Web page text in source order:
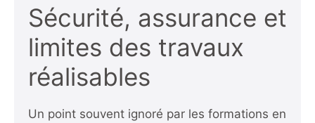
Sécurité, assurance et
limites des travaux
réalisables
Un point souvent ignoré par les formations en